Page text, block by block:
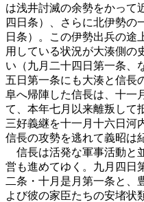
は浅井討滅の余勢をかって
四日条）、さらに北伊勢の
日条）。この伊勢出兵の途
用している状況が大湊側の
い（九月二十四日第一条、
五日第一条にも大湊と信長
阜へ帰陣した信長は、十一
て、本年七月以来離叛して
三好義継を十一月十六日河
信長の攻勢を逃れて義昭は
信長は活発な軍事活動と
営も進めてゆく。九月四日
二条・十月是月第一条と、
よび彼の家臣たちの安堵状